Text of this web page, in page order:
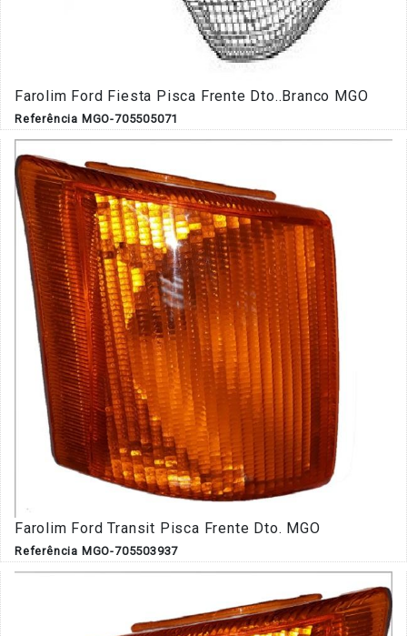
Farolim Ford Fiesta Pisca Frente Dto..Branco MGO
Referência MGO-705505071
Farolim Ford Transit Pisca Frente Dto. MGO
Referência MGO-705503937